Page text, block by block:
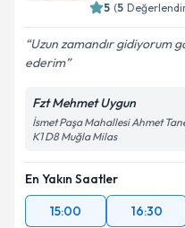
5 (5
Uzun zamandır gidiyorum
ederim
Fzt Mehmet Uygun
İsmet Paşa Mahallesi Ahmet
K1 D8 Muğla Milas
En Yakın Saatler
15:00
16:30